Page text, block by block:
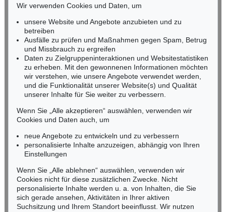
RHEINLAND-PFALZ
Miriam Heß
Tel.: +49 (0)62 21 58 80-038
Fax: +49 (0)62 21 58 80-595
infoheidelberg@kettererkunst.de
NORDDEUTSCHLAND
Nico Kassel, M.A.
Tel.: +49 (0)89 55244-164
Mobil: +49 (0)171 8618661
n.kassel@kettererkunst.de
Keine Auktion mehr verpassen!
Wir informieren Sie rechtzeitig.
Wir verwenden Cookies und Daten, um
unsere Website und Angebote anzubieten und zu
betreiben
Ausfälle zu prüfen und Maßnahmen gegen Spam, Betrug
und Missbrauch zu ergreifen
Daten zu Zielgruppeninteraktionen und Websitestatistiken
zu erheben. Mit den gewonnenen Informationen möchten
wir verstehen, wie unsere Angebote verwendet werden,
und die Funktionalität unserer Website(s) und Qualität
unserer Inhalte für Sie weiter zu verbessern.
Wenn Sie „Alle akzeptieren“ auswählen, verwenden wir
Cookies und Daten auch, um
neue Angebote zu entwickeln und zu verbessern
personalisierte Inhalte anzuzeigen, abhängig von Ihren
Einstellungen
Wenn Sie „Alle ablehnen“ auswählen, verwenden wir
Cookies nicht für diese zusätzlichen Zwecke. Nicht
personalisierte Inhalte werden u. a. von Inhalten, die Sie
sich gerade ansehen, Aktivitäten in Ihrer aktiven
Suchsitzung und Ihrem Standort beeinflusst. Wir nutzen